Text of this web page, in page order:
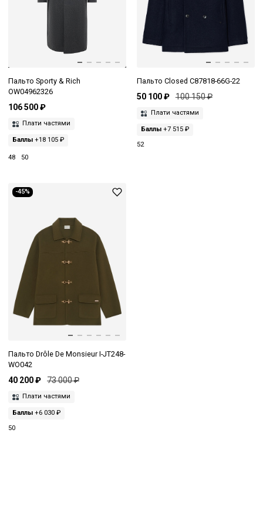
Пальто Sporty & Rich
OW04962326
106 500 ₽
Плати частями
Баллы +18 105 ₽
48 50
Пальто Closed C87818-66G-22
50 100 ₽ 100 150 ₽
Плати частями
Баллы+7 515 ₽
52
-45%
Пальто Drôle De Monsieur I-JT248-
WO042
40 200 ₽ 73 000 ₽
Плати частями
Баллы +6 030 ₽
50